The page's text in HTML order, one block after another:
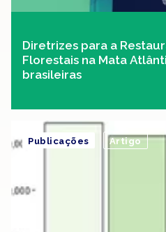
Diretrizes para a
Florestais na Mata
brasileiras
Publicações Artigo